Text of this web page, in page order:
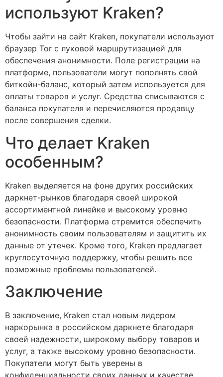
используют Kraken?
Чтобы зайти на сайт Kraken, покупатели используют
браузер Tor с луковой маршрутизацией для
обеспечения анонимности. Поле регистрации на
платформе, пользователи могут пополнять свой
биткойн-баланс, который затем используется для
оплаты товаров и услуг. Средства списываются с
баланса покупателя и перечисляются продавцу
после совершения сделки.
Что делает Kraken
особенным?
Kraken выделяется на фоне других российских
даркнет-рынков благодаря своей широкой
ассортиментной линейке и высокому уровню
безопасности. Платформа стремится обеспечить
анонимность своим пользователям и защитить их
данные от утечек. Кроме того, Kraken предлагает
круглосуточную поддержку, чтобы решить все
возможные проблемы пользователей.
Заключение
В заключение, Kraken стал новым лидером
наркорынка в российском даркнете благодаря
своей надежности, широкому выбору товаров и
услуг, а также высокому уровню безопасности.
Покупатели могут быть уверены в
конфиденциальности своих данных и качестве